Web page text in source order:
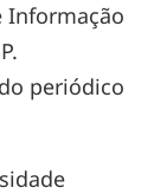
Informação
periódico